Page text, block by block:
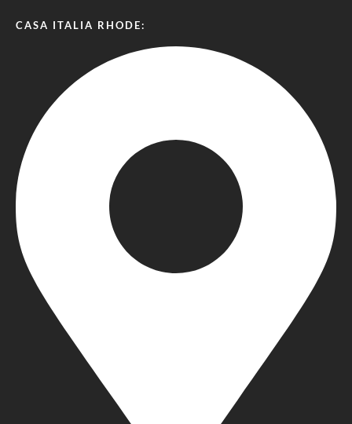
CASA ITALIA RHODE: